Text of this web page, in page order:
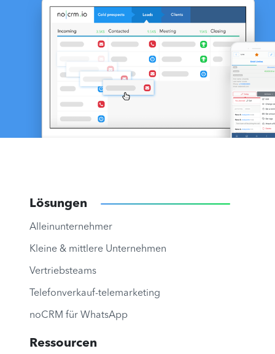
Lösungen
Alleinunternehmer
Kleine & mittlere Unternehmen
Vertriebsteams
Telefonverkauf-telemarketing
noCRM für WhatsApp
Ressourcen